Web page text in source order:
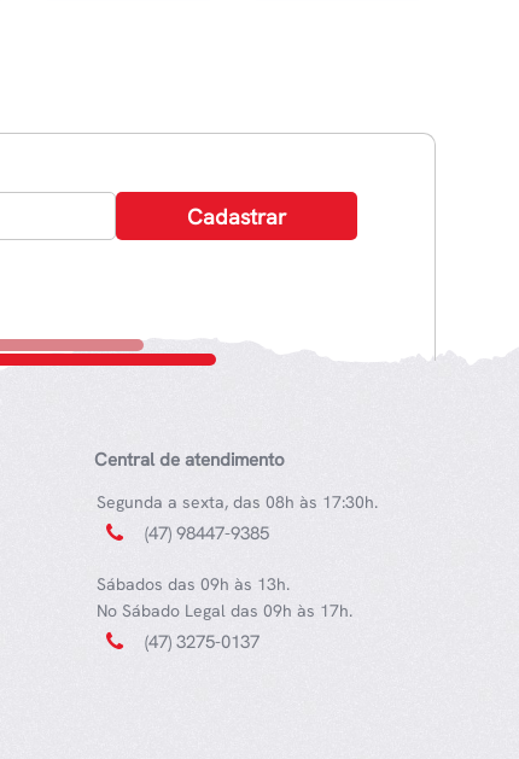
Central de atendimento
Segunda a sexta, das 08h às 17:30h.
(47) 98447-9385
Sábados das 09h às 13h.
No Sábado Legal das 09h às 17h.
(47) 3275-0137